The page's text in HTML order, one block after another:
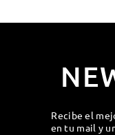
Recibe el
en tu mail y